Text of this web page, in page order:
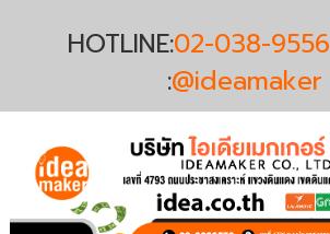
HOTLINE:02-038-9556
:@ideamaker